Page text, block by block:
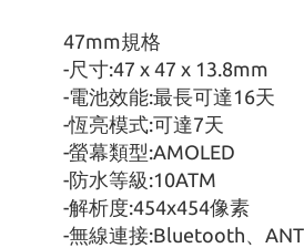
47mm規格
-尺寸:47 x 47 x 13.8mm
-電池效能:最長可達16天
-恆亮模式:可達7天
-螢幕類型:AMOLED
-防水等級:10ATM
-解析度:454x454像素
-無線連接:Bluetooth、